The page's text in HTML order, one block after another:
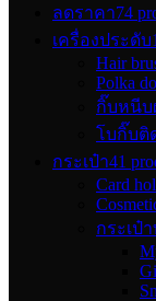
ลดราคา74
เครื่องประดับ
Hair
Polka
กิ๊บหนีบ
โบกิ๊บติ
กระเป๋า41
Card
กระเป๋